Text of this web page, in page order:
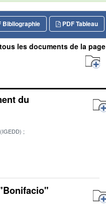
PDF Tableau
Bibliographie
les documents de la page
du